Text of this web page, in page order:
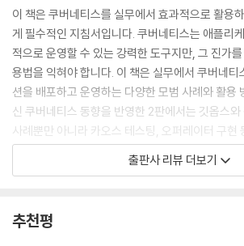
CHAPTER 06 버저닝, 릴리스, 롤아웃
_6.1 버저닝
_6.2 릴리스
_6.3 롤아웃
_6.4 종합 예제
_6.5 모범 사례
_7.1 이미지 분산 배포
이 책은 쿠버네티스를 실무에서 효과적으로 활용
게 필수적인 지침서입니다. 쿠버네티스는 애플리
적으로 운영할 수 있는 강력한 도구지만, 그 진가
용법을 익혀야 합니다. 이 책은 실무에서 쿠버네티
션을 배포하고 운영하는 다양한 모범 사례와 활용
신 쿠버네티스 동향을 반영한 2판에서는 깃옵스
사례뿐만 아니라 카오스 테스팅, 오퍼레이터 구현
무에 바로 적용할 수 있는 최신 정보를 제공합니다.
안, 배포 등 애플리케이션 배포부터 클러스터 관리
효율적으로 적용할 수 있는 방법을 배울 수 있습니다.
출판사 리뷰 더보기
추천평